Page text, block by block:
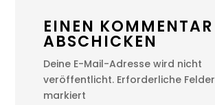
EINEN KOMMENTAR
ABSCHICKEN
Deine E-Mail-Adresse wird nicht
veröffentlicht. Erforderliche
markiert